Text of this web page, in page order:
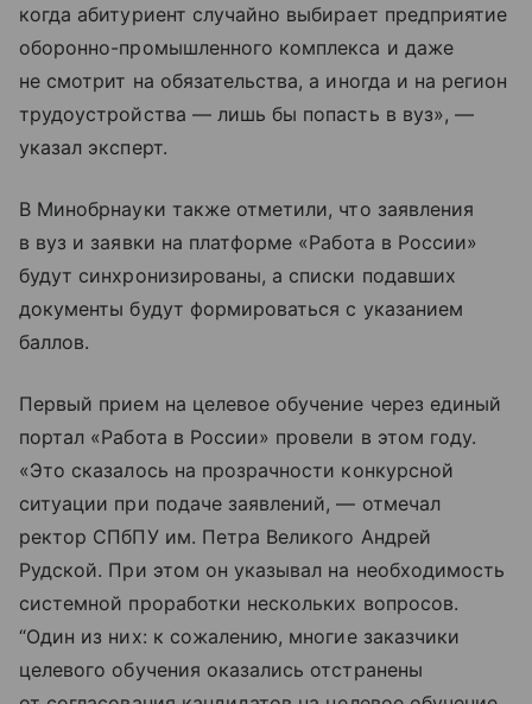
когда абитуриент случайно выбирает предприятие
оборонно-промышленного комплекса и даже
не смотрит на обязательства, а иногда и на регион
трудоустройства — лишь бы попасть в вуз», —
указал эксперт.
В Минобрнауки также отметили, что заявления
в вуз и заявки на платформе «Работа в России»
будут синхронизированы, а списки подавших
документы будут формироваться с указанием
баллов.
Первый прием на целевое обучение через единый
портал «Работа в России» провели в этом году.
«Это сказалось на прозрачности конкурсной
ситуации при подаче заявлений, — отмечал
ректор СПбПУ им. Петра Великого Андрей
Рудской. При этом он указывал на необходимость
системной проработки нескольких вопросов.
“Один из них: к сожалению, многие заказчики
целевого обучения оказались отстранены